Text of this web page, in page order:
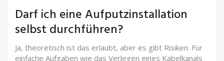
Darf ich eine Aufputzinstallation
selbst durchführen?
Ja, theoretisch ist das erlaubt, aber es gibt Risiken. Für
einfache Aufgaben wie das Verlegen eines Kabelkanals